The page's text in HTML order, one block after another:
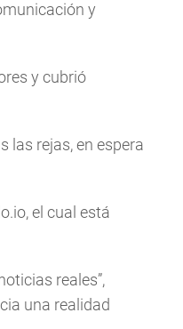
y
y cubrió
las rejas, en espera
el cual está
reales”,
una realidad